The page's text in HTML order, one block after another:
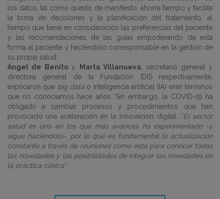
los datos, tal como quedó de manifiesto, ahorra tiempo y facilita
la toma de decisiones y la planificación del tratamiento, al
tiempo que tiene en consideración las preferencias del paciente
y las recomendaciones de las guías empoderando de esta
forma al paciente y haciéndolo corresponsable en la gestión de
su propia salud.
Ángel de Benitoy Marta Villanueva, secretario general y
directora general de la Fundación IDIS respectivamente,
explicaron que big data o inteligencia artificial (IA) eran términos
que no conocíamos hace años. Sin embargo, la COVID-19 ha
obligado a cambiar procesos y procedimientos que han
provocado una aceleración en la innovación digital. “El sector
salud es uno en los que más avances ha experimentado -y
sigue haciéndolo-, por lo que es fundamental la actualización
constante a través de reuniones como esta para conocer todas
las novedades y las posibilidades de integrar las novedades en
la práctica clínica”.